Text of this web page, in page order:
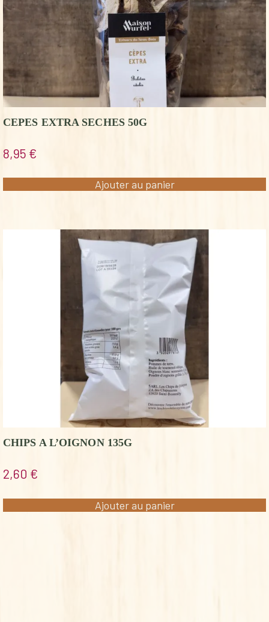
CEPES EXTRA SECHES 50G
8,95 €
Ajouter au panier
CHIPS A L’OIGNON 135G
2,60 €
Ajouter au panier